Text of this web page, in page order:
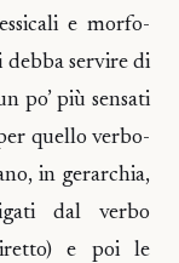
e morfo-
servire di
po’ più sensati
quello verbo-
in gerarchia,
dal verbo
e poi le